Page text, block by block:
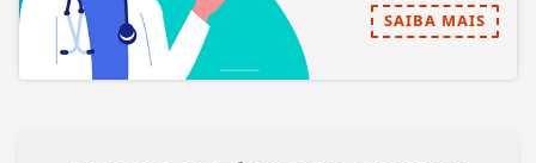
SAIBA MAIS